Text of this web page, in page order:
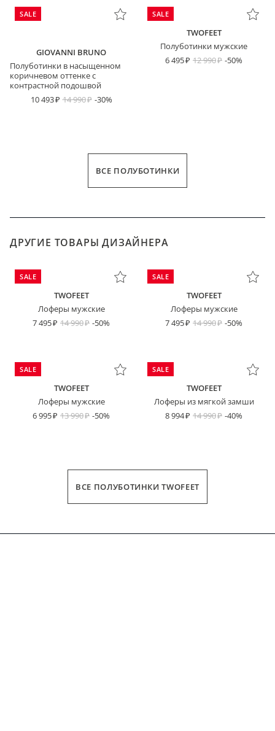
SALE
GIOVANNI BRUNO
Полуботинки в насыщенном
коричневом оттенке с
контрастной подошвой
10 493
14 990 -30%
SALE
TWOFEET
Полуботинки мужские
6 495
12 990 -50%
ВСЕ ПОЛУБОТИНКИ
ДРУГИЕ ТОВАРЫ ДИЗАЙНЕРА
SALE
TWOFEET
Лоферы мужские
7 495
14 990 -50%
SALE
TWOFEET
Лоферы мужские
7 495
14 990 -50%
SALE
TWOFEET
Лоферы мужские
6 995
13 990 -50%
SALE
TWOFEET
Лоферы из мягкой замши
8 994
14 990 -40%
ВСЕ ПОЛУБОТИНКИ TWOFEET